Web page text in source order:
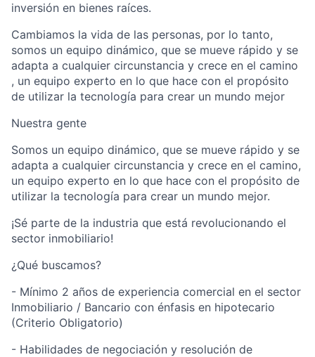
inversión en bienes raíces.
Cambiamos la vida de las personas, por lo tanto,
somos un equipo dinámico, que se mueve rápido y se
adapta a cualquier circunstancia y crece en el camino
, un equipo experto en lo que hace con el propósito
de utilizar la tecnología para crear un mundo mejor
Nuestra gente
Somos un equipo dinámico, que se mueve rápido y se
adapta a cualquier circunstancia y crece en el camino,
un equipo experto en lo que hace con el propósito de
utilizar la tecnología para crear un mundo mejor.
¡Sé parte de la industria que está revolucionando el
sector inmobiliario!
¿Qué buscamos?
- Mínimo 2 años de experiencia comercial en el sector
Inmobiliario / Bancario con énfasis en hipotecario
(Criterio Obligatorio)
- Habilidades de negociación y resolución de